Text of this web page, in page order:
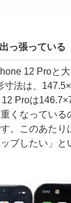
っ張っている
12 Proと大
寸法は、
Proは
くなっている
。このあたり
プしたい」と